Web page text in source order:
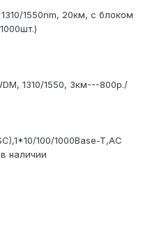
1550nm, 20км, с блоком
1310/1550, 3км---800р./
100/1000Base-T,AC
наличии